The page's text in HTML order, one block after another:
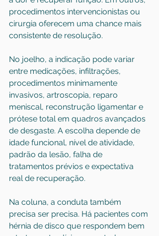
procedimentos intervencionistas ou
cirurgia oferecem uma chance mais
consistente de resolução.
No joelho, a indicação pode variar
entre medicações, infiltrações,
procedimentos minimamente
invasivos, artroscopia, reparo
meniscal, reconstrução ligamentar e
prótese total em quadros avançados
de desgaste. A escolha depende de
idade funcional, nível de atividade,
padrão da lesão, falha de
tratamentos prévios e expectativa
real de recuperação.
Na coluna, a conduta também
precisa ser precisa. Há pacientes com
hérnia de disco que respondem bem